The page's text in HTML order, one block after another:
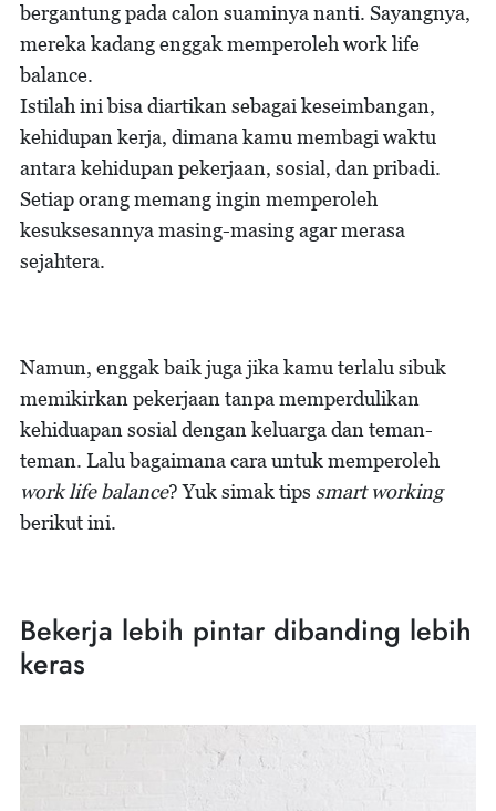
bergantung pada calon suaminya nanti. Sayangnya,
mereka kadang enggak memperoleh work life
balance.
Istilah ini bisa diartikan sebagai keseimbangan,
kehidupan kerja, dimana kamu membagi waktu
antara kehidupan pekerjaan, sosial, dan pribadi.
Setiap orang memang ingin memperoleh
kesuksesannya masing-masing agar merasa
sejahtera.
Namun, enggak baik juga jika kamu terlalu sibuk
memikirkan pekerjaan tanpa memperdulikan
kehiduapan sosial dengan keluarga dan teman-
teman. Lalu bagaimana cara untuk memperoleh
work life balance? Yuk simak tips smart working
berikut ini.
Bekerja lebih pintar dibanding lebih
keras